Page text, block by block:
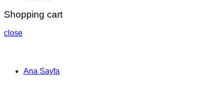
Shopping cart
close
Ana Sayfa